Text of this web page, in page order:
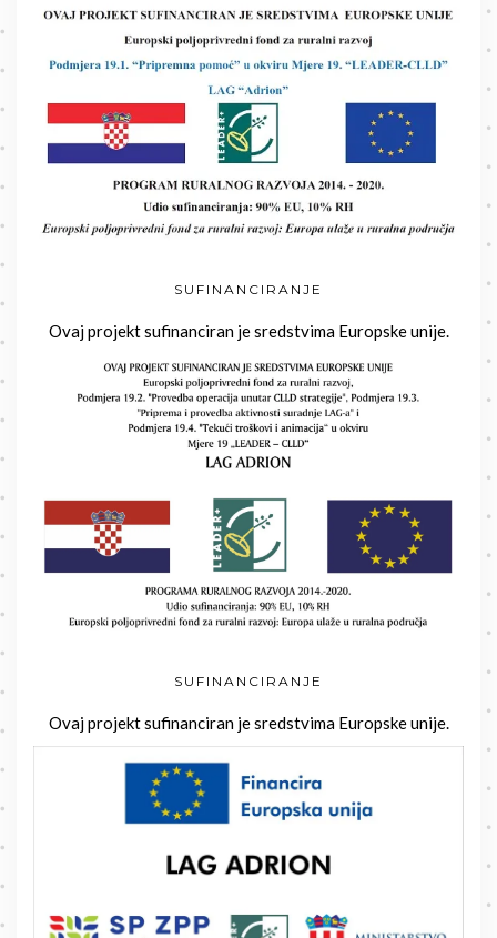
SUFINANCIRANJE
Ovaj projekt sufinanciran je sredstvima Europske unije.
SUFINANCIRANJE
Ovaj projekt sufinanciran je sredstvima Europske unije.